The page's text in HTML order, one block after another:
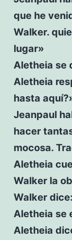
que he
Walker.
lugar»
Aletheia se
Aletheia
hasta
Jeanpaul
hacer
mocosa.
Aletheia
Walker la
Walker
Aletheia se
Aletheia